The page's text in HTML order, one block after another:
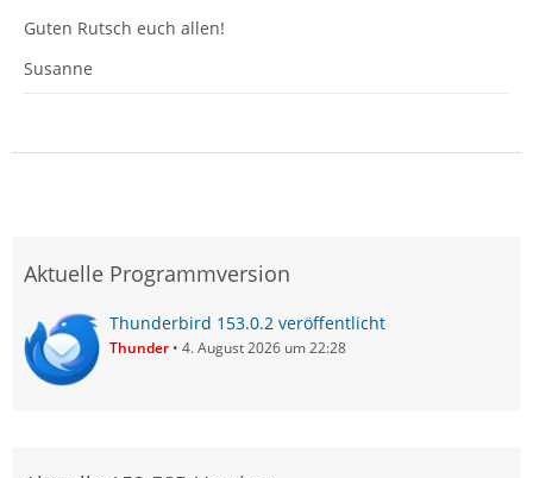
Guten Rutsch euch allen!
Susanne
Aktuelle Programmversion
Thunderbird 153.0.2 veröffentlicht
Thunder 4. August 2026 um 22:28